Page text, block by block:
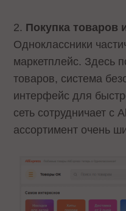
2. Покупка товаров
Одноклассники
маркетплейс. Здесь
товаров, система
интерфейс для
сеть сотрудничает с
ассортимент очень